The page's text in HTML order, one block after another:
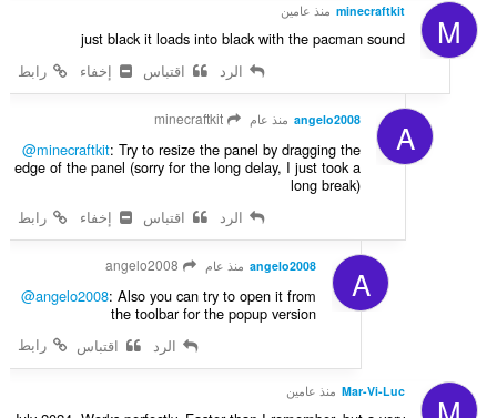
M
minecraftkit منذ عامين
just black it loads into black with the pacman sound
إخفاء
رابط الرد اقتباس
A
angelo2008 منذ عام minecraftkit
@minecraftkit: Try to resize the panel by dragging the
edge of the panel (sorry for the long delay, I just took a
long break)
إخفاء
رابط الرد اقتباس
A
angelo2008 منذ عام
@angelo2008: Also you can try to open it from
the toolbar for the popup version
رابط
الرد اقتباس
Mar-Vi-Luc منذ عامين